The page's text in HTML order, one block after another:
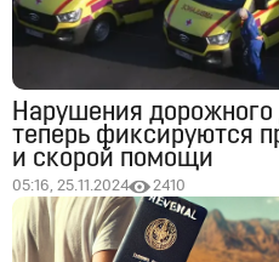
Нарушения
теперь фиксируются
и скорой помощи
05:16, 25.11.2024 2410